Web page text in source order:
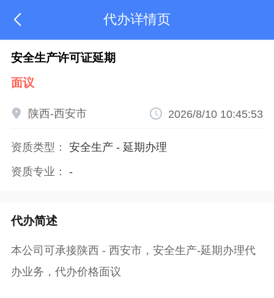
 代办详情页
安全生产许可证延期
面议
 陕西-西安市  2026/8/10 10:45:53
资质类型： 安全生产- 延期办理
资质专业： -
代办简述
本公司可承接陕西 - 西安市，安全生产-延期办理代
办业务，代办价格面议